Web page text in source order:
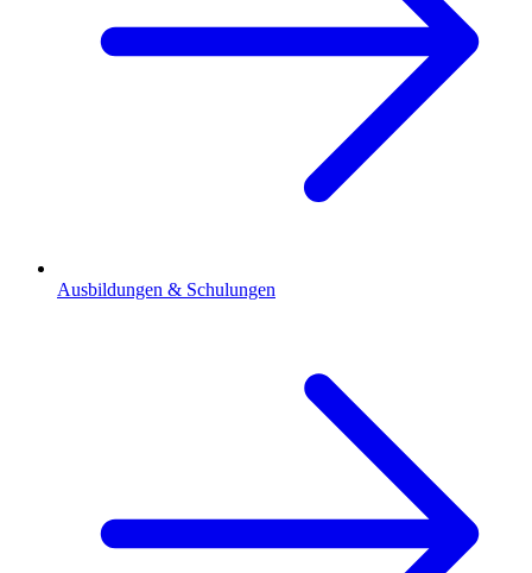
Ausbildungen & Schulungen